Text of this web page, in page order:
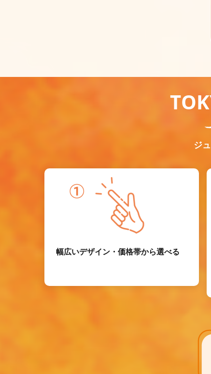
ジ
幅広いデザイン・価格帯から選べる